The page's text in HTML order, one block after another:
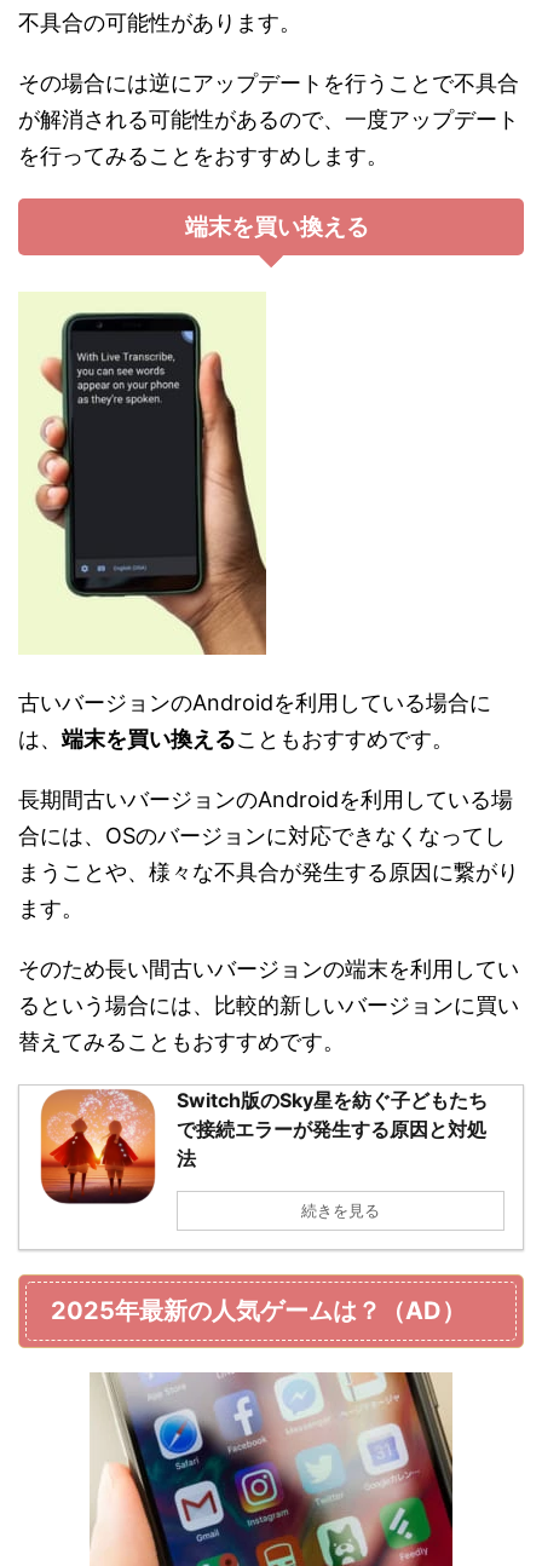
不具合の可能性があります。
その場合には逆にアップデートを行うことで不具合
が解消される可能性があるので、一度アップデート
を行ってみることをおすすめします。
端末を買い換える
古いバージョンのAndroidを利用している場合に
は、 端末を買い換えることもおすすめです。
長期間古いバージョンのAndroidを利用している場
合には、OSのバージョンに対応できなくなってし
まうことや、様々な不具合が発生する原因に繋がり
ます。
そのため長い間古いバージョンの端末を利用してい
るという場合には、比較的新しいバージョンに買い
替えてみることもおすすめです。
Switch版のSky星を紡ぐ子どもたち
で接続エラーが発生する原因と対処
法
続きを見る
2025年最新の人気ゲームは？（AD）